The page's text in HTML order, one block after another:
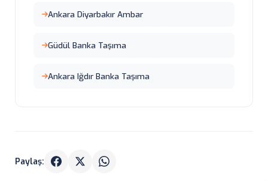
Ankara Diyarbakır Ambar
Güdül Banka Taşıma
Ankara Iğdır Banka Taşıma
Paylaş: